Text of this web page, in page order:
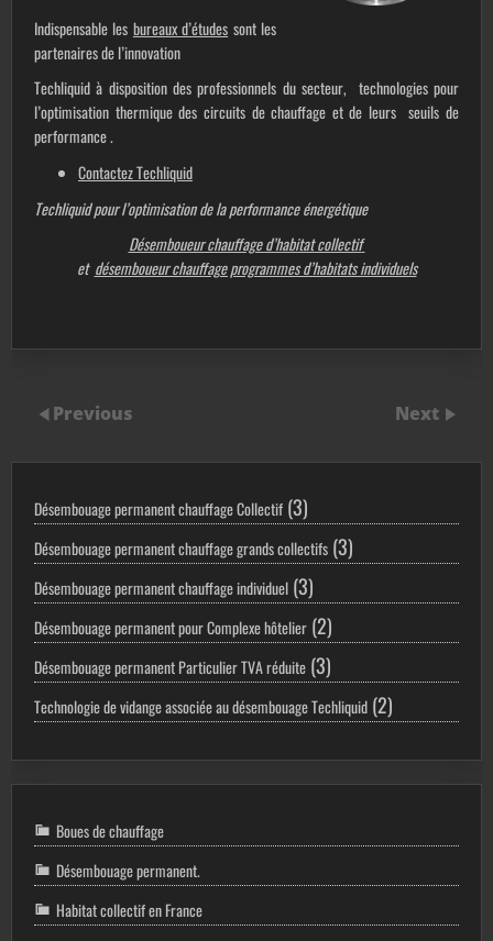
Indispensable les bureaux d’études sont les
partenaires de l’innovation
Techliquid à disposition des professionnels du secteur, technologies pour
l’optimisation thermique des circuits de chauffage et de leurs seuils de
performance .
Contactez Techliquid
Techliquid pour l’optimisation dela performance énergétique
Désemboueur chauffage d’habitat collectif
et désemboueur chauffage programmes d’habitats individuels
Previous Next
Désembouage permanent chauffage Collectif 33
produits
Désembouage permanent chauffage grands collectifs 33
produits
Désembouage permanent chauffage individuel 33
produits
Désembouage permanent pour Complexe hôtelier 22
produits
Désembouage permanent Particulier TVA réduite 33
produits
Technologie de vidange associée au désembouage Techliquid 22
produits
Boues de chauffage
Désembouage permanent.
Habitat collectif en France